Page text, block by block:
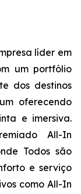
líder em
um portfólio
dos destinos
oferecendo
e imersiva.
All-In
Todos são
e serviço
como All-In